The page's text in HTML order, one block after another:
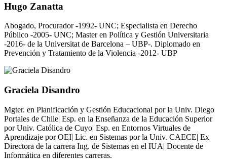
Hugo Zanatta
Abogado, Procurador -1992- UNC; Especialista en Derecho
Público -2005- UNC; Master en Política y Gestión Universitaria
-2016- de la Universitat de Barcelona – UBP-. Diplomado en
Prevención y Tratamiento de la Violencia -2012- UBP
Graciela Disandro
Mgter. en Planificación y Gestión Educacional por la Univ. Diego
Portales de Chile| Esp. en la Enseñanza de la Educación Superior
por Univ. Católica de Cuyo| Esp. en Entornos Virtuales de
Aprendizaje por OEI| Lic. en Sistemas por la Univ. CAECE| Ex
Directora de la carrera Ing. de Sistemas en el IUA| Docente de
Informática en diferentes carreras.